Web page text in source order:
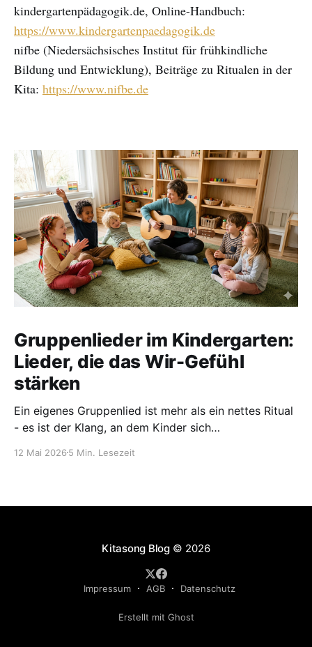
kindergartenpädagogik.de, Online-Handbuch:
https://www.kindergartenpaedagogik.de
nifbe (Niedersächsisches Institut für frühkindliche
Bildung und Entwicklung), Beiträge zu Ritualen in der
Kita: https://www.nifbe.de
Gruppenlieder im Kindergarten:
Lieder, die das Wir-Gefühl
stärken
Ein eigenes Gruppenlied ist mehr als ein nettes Ritual
- es ist der Klang, an dem Kinder sich
12 Mai 2026 5 Min. Lesezeit
Kitasong Blog © 2026
Impressum AGB Datenschutz
Erstellt mit Ghost